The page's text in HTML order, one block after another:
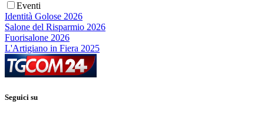
Eventi
Identità Golose 2026
Salone del Risparmio 2026
Fuorisalone 2026
L'Artigiano in Fiera 2025
Seguici su